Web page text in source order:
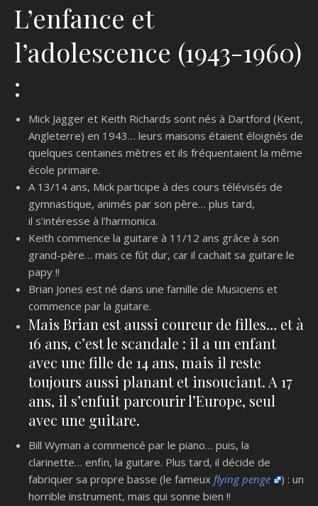
L’enfance et
l’adolescence (1943-1960)
:
Mick Jagger et Keith Richards sont nés à Dartford (Kent,
Angleterre) en 1943… leurs maisons étaient éloignés de
quelques centaines mètres et ils fréquentaient la même
école primaire.
A 13/14 ans, Mick participe à des cours télévisés de
gymnastique, animés par son père… plus tard,
il s’intéresse à l’harmonica.
Keith commence la guitare à 11/12 ans grâce à son
grand-père… mais ce fût dur, car il cachait sa guitare le
papy !!
Brian Jones est né dans une famille de Musiciens et
commence par la guitare.
Mais Brian est aussi coureur de filles… et à
16 ans, c’est le scandale : il a un enfant
avec une fille de 14 ans, mais il reste
toujours aussi planant et insouciant. A 17
ans, il s’enfuit parcourir l’Europe, seul
avec une guitare.
Bill Wyman a commencé par le piano… puis, la
clarinette… enfin, la guitare. Plus tard, il décide de
fabriquer sa propre basse (le fameux flying penge
) : un
horrible instrument, mais qui sonne bien !!